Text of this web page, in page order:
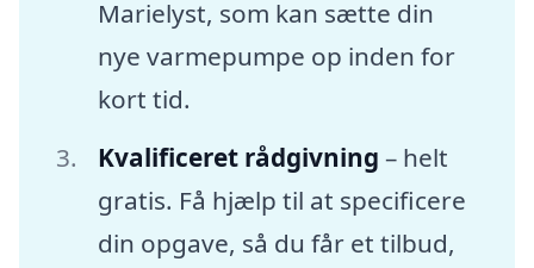
Marielyst, som kan sætte din
nye varmepumpe op inden for
kort tid.
Kvalificeret rådgivning – helt
gratis. Få hjælp til at specificere
din opgave, så du får et tilbud,